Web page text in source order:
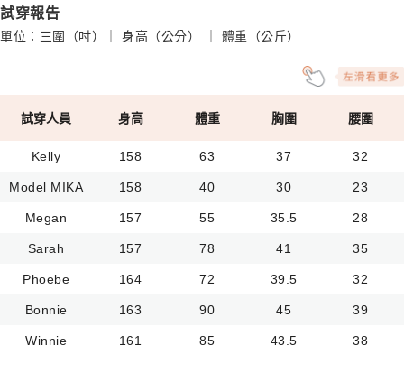
試穿報告
單位：三圍（吋）｜ 身高（公分） ｜ 體重（公斤）
試穿人員 身高 體重 胸圍 腰圍
Kelly 158 63 37 32
Model MIKA 158 40 30 23
Megan 157 55 35.5 28
Sarah 157 78 41 35
Phoebe 164 72 39.5 32
Bonnie 163 90 45 39
Winnie 161 85 43.5 38